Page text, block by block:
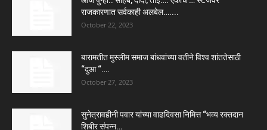
राजकारणात सर्वकाही अलबेल…....
October 22, 2023
बारामतीत मुस्लीम समाज बांधवांच्या वतीने विश्व शांततेसाठी
“दुआ “….
October 27, 2023
सुनेत्रावहीनी पवार यांच्या वाढदिवसा निमित्त “भव्य रक्तदान
शिबीर संपन्न…